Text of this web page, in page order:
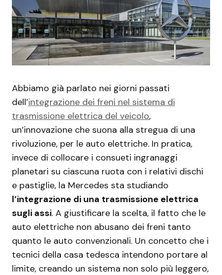
Abbiamo già parlato nei giorni passati
dell’integrazione dei freni nel sistema di
trasmissione elettrica del veicolo,
un’innovazione che suona alla stregua di una
rivoluzione, per le auto elettriche. In pratica,
invece di collocare i consueti ingranaggi
planetari su ciascuna ruota con i relativi dischi
e pastiglie, la Mercedes sta studiando
l’integrazione di una trasmissione elettrica
sugli assi. A giustificare la scelta, il fatto che le
auto elettriche non abusano dei freni tanto
quanto le auto convenzionali. Un concetto che i
tecnici della casa tedesca intendono portare al
limite, creando un sistema non solo più leggero,